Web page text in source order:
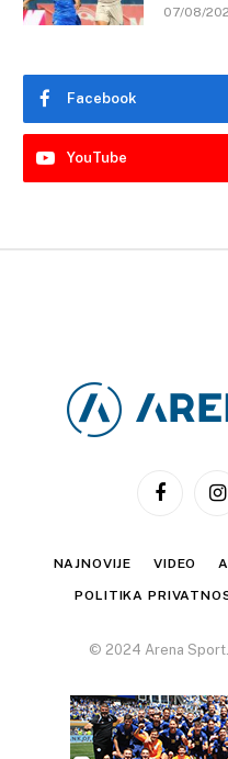
07/08/
Facebook
YouTube
Facebook
NAJNOVIJE VIDEO
POLITIKA
© 2024 Arena